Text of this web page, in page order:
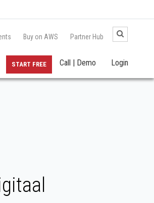
Buy on AWS Partner Hub
Login
Call | Demo
START FREE